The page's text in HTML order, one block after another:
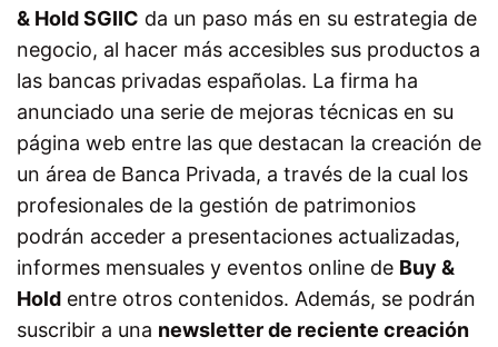
& Hold SGIIC da un paso más en su estrategia de
negocio, al hacer más accesibles sus productos a
las bancas privadas españolas. La firma ha
anunciado una serie de mejoras técnicas en su
página web entre las que destacan la creación de
un área de Banca Privada, a través de la cual los
profesionales de la gestión de patrimonios
podrán acceder a presentaciones actualizadas,
informes mensuales y eventos online de Buy &
Hold entre otros contenidos. Además, se podrán
suscribir a una newsletter de reciente creación